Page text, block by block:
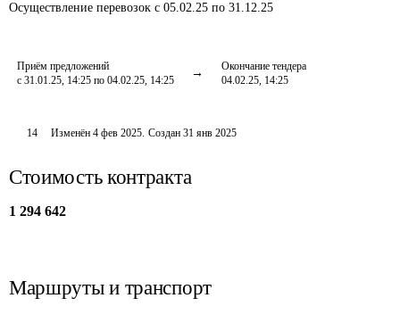
Осуществление перевозок с 05.02.25 по 31.12.25
Приём предложений
с 31.01.25, 14:25 по 04.02.25, 14:25
Окончание тендера
04.02.25, 14:25
14 Изменён4 фев 2025. Создан 31 янв 2025
Стоимость контракта
1 294 642
Маршруты и транспорт